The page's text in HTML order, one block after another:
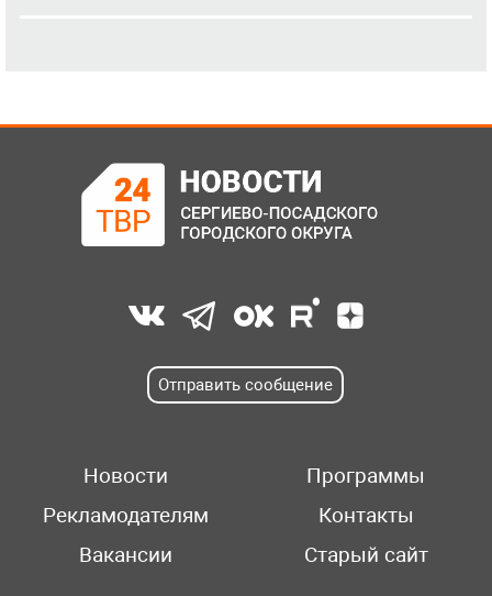
Отправить сообщение
Новости
Программы
Рекламодателям
Контакты
Вакансии
Старый сайт